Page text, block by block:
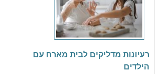
רעיונות מדליקים לבית מארח עם
הילדים